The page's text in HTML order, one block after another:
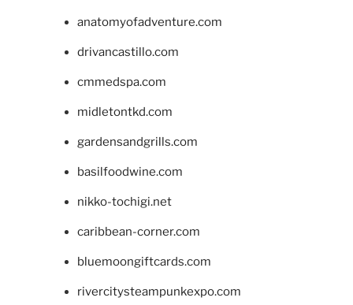
anatomyofadventure.com
drivancastillo.com
cmmedspa.com
midletontkd.com
gardensandgrills.com
basilfoodwine.com
nikko-tochigi.net
caribbean-corner.com
bluemoongiftcards.com
rivercitysteampunkexpo.com